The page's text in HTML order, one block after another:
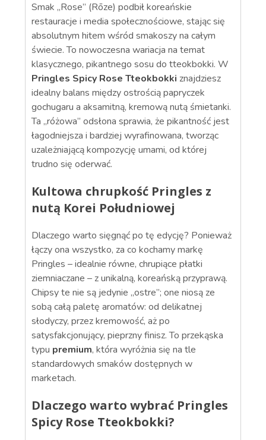
Smak „Rose” (Rōze) podbił koreańskie
restauracje i media społecznościowe, stając się
absolutnym hitem wśród smakoszy na całym
świecie. To nowoczesna wariacja na temat
klasycznego, pikantnego sosu do tteokbokki. W
Pringles Spicy Rose Tteokbokki znajdziesz
idealny balans między ostrością papryczek
gochugaru a aksamitną, kremową nutą śmietanki.
Ta „różowa” odsłona sprawia, że pikantność jest
łagodniejsza i bardziej wyrafinowana, tworząc
uzależniającą kompozycję umami, od której
trudno się oderwać.
Kultowa chrupkość Pringles z
nutą Korei Południowej
Dlaczego warto sięgnąć po tę edycję? Ponieważ
łączy ona wszystko, za co kochamy markę
Pringles – idealnie równe, chrupiące płatki
ziemniaczane – z unikalną, koreańską przyprawą.
Chipsy te nie są jedynie „ostre”; one niosą ze
sobą całą paletę aromatów: od delikatnej
słodyczy, przez kremowość, aż po
satysfakcjonujący, pieprzny finisz. To przekąska
typu premium, która wyróżnia się na tle
standardowych smaków dostępnych w
marketach.
Dlaczego warto wybrać Pringles
Spicy Rose Tteokbokki?